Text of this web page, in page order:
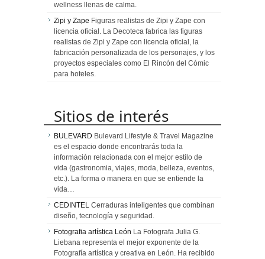
wellness llenas de calma.
Zipi y Zape Figuras realistas de Zipi y Zape con
licencia oficial. La Decoteca fabrica las figuras
realistas de Zipi y Zape con licencia oficial, la
fabricación personalizada de los personajes, y los
proyectos especiales como El Rincón del Cómic
para hoteles.
Sitios de interés
BULEVARD Bulevard Lifestyle & Travel Magazine
es el espacio donde encontrarás toda la
información relacionada con el mejor estilo de
vida (gastronomia, viajes, moda, belleza, eventos,
etc.). La forma o manera en que se entiende la
vida…
CEDINTEL Cerraduras inteligentes que combinan
diseño, tecnología y seguridad.
Fotografia artística León La Fotografa Julia G.
Liebana representa el mejor exponente de la
Fotografía artística y creativa en León. Ha recibido